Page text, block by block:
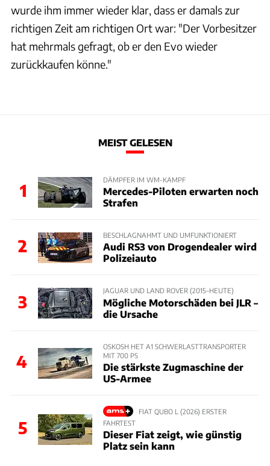
wurde ihm immer wieder klar, dass er damals zur
richtigen Zeit am richtigen Ort war: "Der Vorbesitzer
hat mehrmals gefragt, ob er den Evo wieder
zurückkaufen könne."
MEIST GELESEN
1
DÄMPFER IM WM-KAMPF
Mercedes-Piloten erwarten noch
Strafen
2
BESCHLAGNAHMT UND UMFUNKTIONIERT
Audi RS3 von Drogendealer wird
Polizeiauto
3
JAGUAR UND LAND ROVER (2015–HEUTE)
Mögliche Motorschäden bei JLR –
die Ursache
4
OSKOSH HET A1 SCHWERLASTTRANSPORTER
MIT 700 PS
Die stärkste Zugmaschine der
US-Armee
5
FIAT QUBO L (2026) ERSTER
FAHRTEST
Dieser Fiat zeigt, wie günstig
Platz sein kann